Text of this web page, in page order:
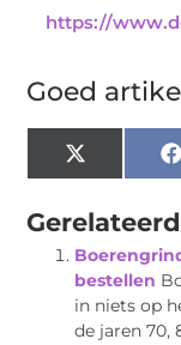
https://
Goed
X
(Twitter)
bestellen
in niets op
de jaren 70,